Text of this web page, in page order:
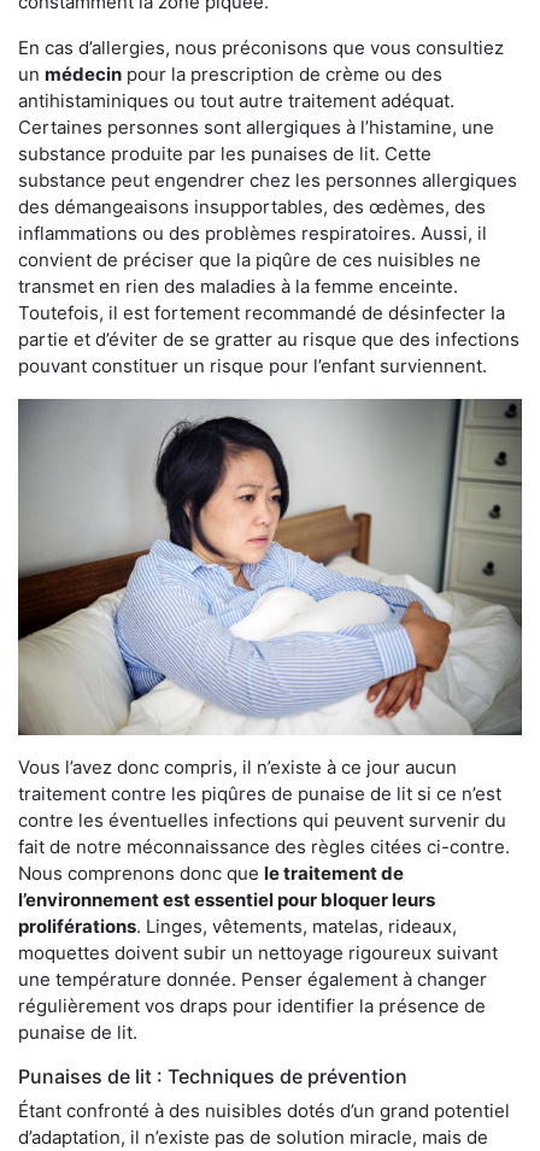
En cas d’allergies, nous préconisons que vous consultiez
un médecin pour la prescription de crème ou des
antihistaminiques ou tout autre traitement adéquat.
Certaines personnes sont allergiques à l’histamine, une
substance produite par les punaises de lit. Cette
substance peut engendrer chez les personnes allergiques
des démangeaisons insupportables, des œdèmes, des
inflammations ou des problèmes respiratoires. Aussi, il
convient de préciser que la piqûre de ces nuisibles ne
transmet en rien des maladies à la femme enceinte.
Toutefois, il est fortement recommandé de désinfecter la
partie et d’éviter de se gratter au risque que des infections
pouvant constituer un risque pour l’enfant surviennent.
Vous l’avez donc compris, il n’existe à ce jour aucun
traitement contre les piqûres de punaise de lit si ce n’est
contre les éventuelles infections qui peuvent survenir du
fait de notre méconnaissance des règles citées ci-contre.
Nous comprenons donc que le traitement de
l’environnement est essentiel pour bloquer leurs
proliférations. Linges, vêtements, matelas, rideaux,
moquettes doivent subir un nettoyage rigoureux suivant
une température donnée. Penser également à changer
régulièrement vos draps pour identifier la présence de
punaise de lit.
Punaises de lit : Techniques de prévention
Étant confronté à des nuisibles dotés d’un grand potentiel
d’adaptation, il n’existe pas de solution miracle, mais de